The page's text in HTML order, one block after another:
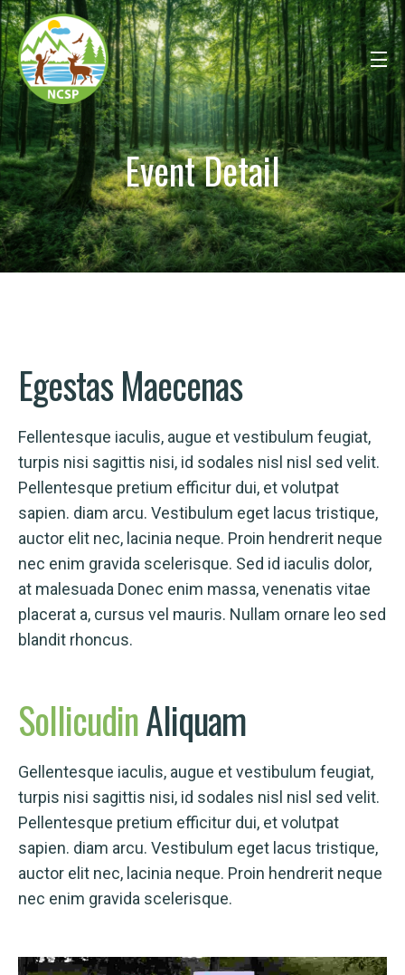
Event Detail
Egestas Maecenas
Fellentesque iaculis, augue et vestibulum feugiat,
turpis nisi sagittis nisi, id sodales nisl nisl sed velit.
Pellentesque pretium efficitur dui, et volutpat
sapien. diam arcu. Vestibulum eget lacus tristique,
auctor elit nec, lacinia neque. Proin hendrerit neque
nec enim gravida scelerisque. Sed id iaculis dolor,
at malesuada Donec enim massa, venenatis vitae
placerat a, cursus vel mauris. Nullam ornare leo sed
blandit rhoncus.
SollicudinAliquam
Gellentesque iaculis, augue et vestibulum feugiat,
turpis nisi sagittis nisi, id sodales nisl nisl sed velit.
Pellentesque pretium efficitur dui, et volutpat
sapien. diam arcu. Vestibulum eget lacus tristique,
auctor elit nec, lacinia neque. Proin hendrerit neque
nec enim gravida scelerisque.